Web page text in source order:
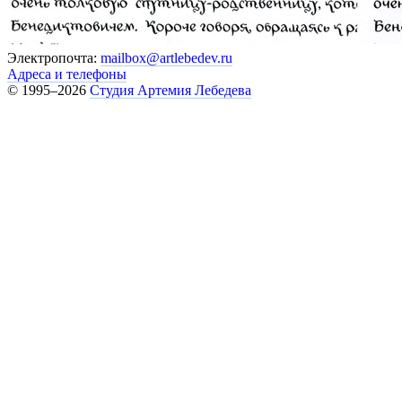
Электропочта: mailbox@artlebedev.ru
Адреса и телефоны
© 1995–2026 Студия Артемия Лебедева